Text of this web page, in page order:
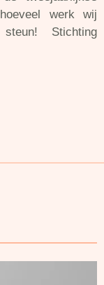
werk wij
Stichting